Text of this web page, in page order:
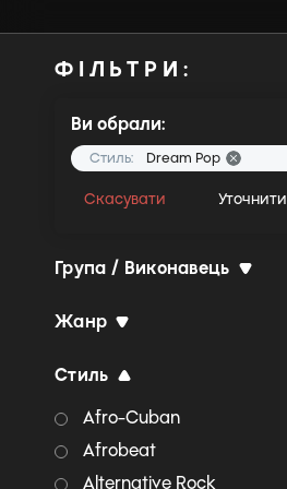
ФІЛЬТРИ:
Ви обрали:
Стиль: Dream Pop
Скасувати Уточнити
Група / Виконавець
Жанр
Стиль
Afro-Cuban
Afrobeat
Alternative Rock